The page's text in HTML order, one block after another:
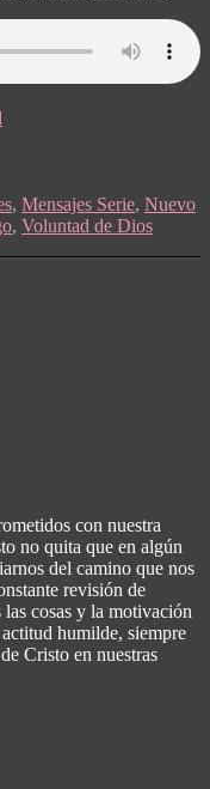
, Mensajes Serie, Nuevo
, Voluntad de Dios
con nuestra
no quita que en algún
del camino que nos
revisión de
cosas y la motivación
humilde, siempre
Cristo en nuestras